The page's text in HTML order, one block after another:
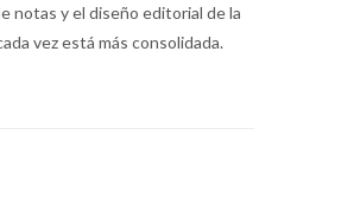
notas y el diseño editorial de la
vez está más consolidada.